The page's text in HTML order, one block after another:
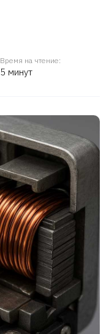
Время на чтение:
5 минут